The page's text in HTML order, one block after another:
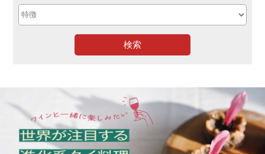
検索